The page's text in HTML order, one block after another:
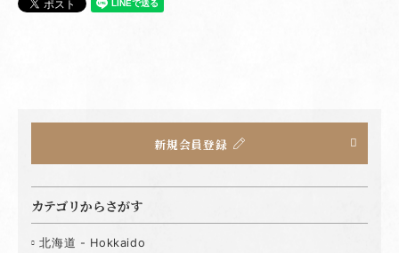
新規会員登録
カテゴリからさがす
北海道 - Hokkaido